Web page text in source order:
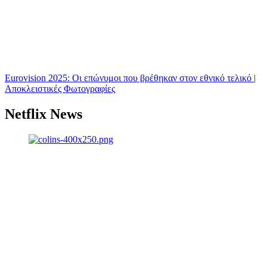
Eurovision 2025: Οι επώνυμοι που βρέθηκαν στον εθνικό τελικό |
Αποκλειστικές Φωτογραφίες
Netflix News